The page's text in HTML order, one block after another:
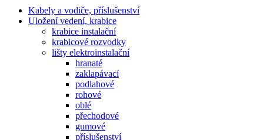
Kabely a vodiče, příslušenství
Uložení vedení, krabice
krabice instalační
krabicové rozvodky
lišty elektroinstalační
hranaté
zaklapávací
podlahové
rohové
oblé
přechodové
gumové
příslušenství